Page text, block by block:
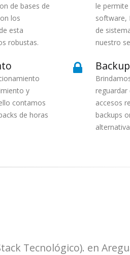
de bases de
los
esta
robustas.
y
contamos
de horas
le
software,
de
nuestro
reguardar
accesos
backups
Tecnológico). en